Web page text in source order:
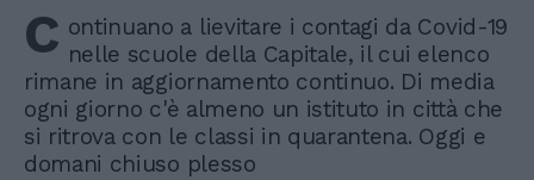
C ontinuano a lievitare i contagi da Covid-19
nelle scuole della Capitale, il cui elenco
rimane in aggiornamento continuo. Di media
ogni giorno c'è almeno un istituto in città che
si ritrova con le classi in quarantena. Oggi e
domani chiuso plesso